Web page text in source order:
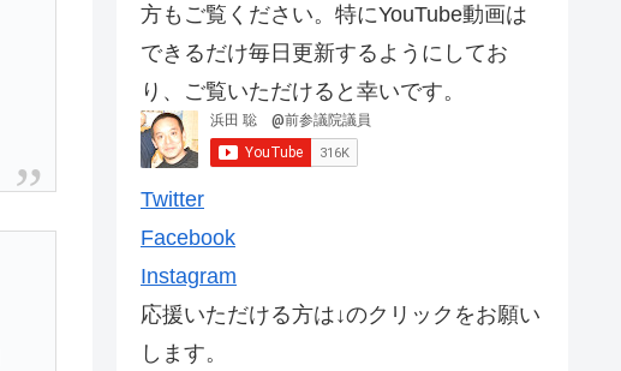
方もご覧ください。特にYouTube動画は
できるだけ毎日更新するようにしてお
り、ご覧いただけると幸いです。
Twitter
Facebook
Instagram
応援いただける方は↓のクリックをお願い
します。